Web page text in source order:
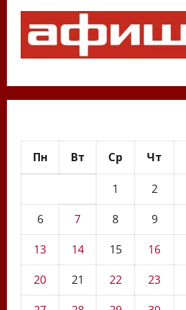
Пн Вт Ср Чт
1 2
6
7 8 9
13
14 15 16
20
21 22 23